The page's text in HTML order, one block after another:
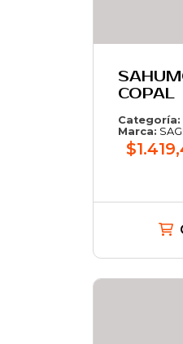
COPAL
Categoría:
Marca: